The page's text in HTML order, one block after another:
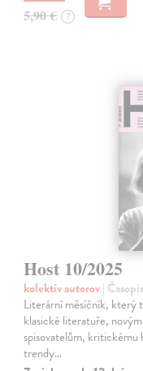
5,90 € ?
Host 10/2025
kolektív autorov| Časopis
Literární měsíčník, který
klasické literatuře,
spisovatelům, kritickému
trendy…